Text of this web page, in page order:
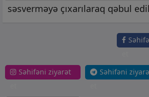
səsverməyə çıxarılaraq qəbul
Səhifəni ziyarət
Səhifəni